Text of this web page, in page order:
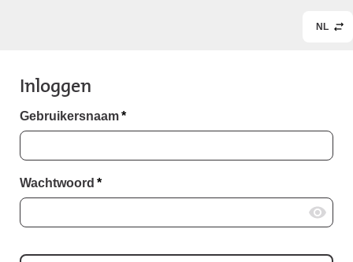
NL
Inloggen
Gebruikersnaam*
Wachtwoord *